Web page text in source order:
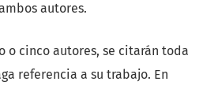
autores.
o cinco autores, se citarán toda
referencia a su trabajo. En